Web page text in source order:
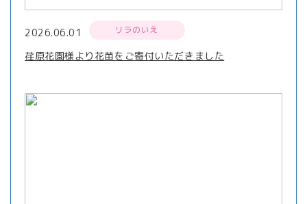
2026.06.01 リラのいえ
荏原花園様より花苗をご寄付いただきました